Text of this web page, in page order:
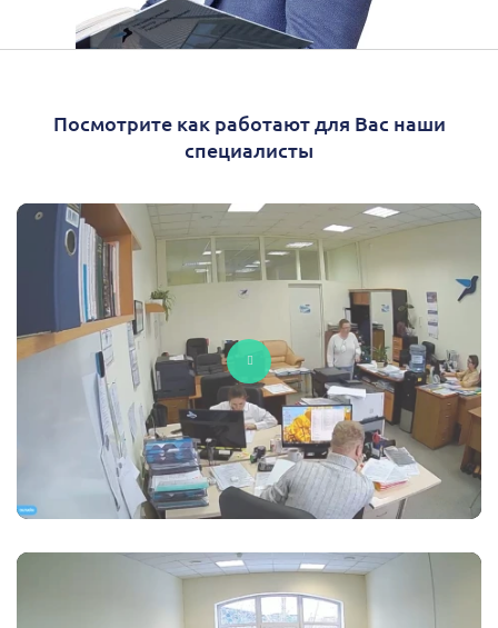
Посмотрите как работают для Вас наши
специалисты